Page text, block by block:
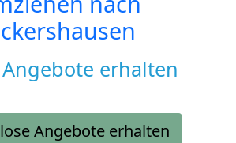
erhalten
Angebote erhalten